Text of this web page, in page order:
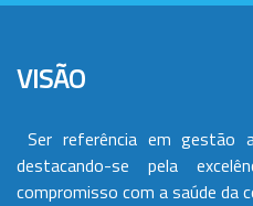
VISÃO
Ser referência em gestão
destacando-se pela
compromisso com a saúde da